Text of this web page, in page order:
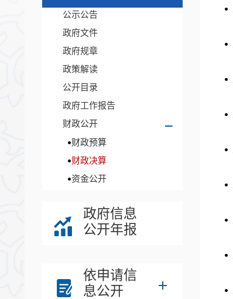
公示公告
政府文件
政府规章
政策解读
公开目录
政府工作报告
财政公开
财政预算
财政决算
资金公开
政府信息
公开年报
依申请信
息公开